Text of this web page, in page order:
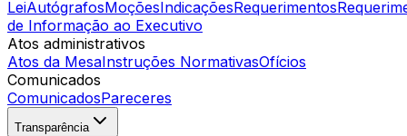
LeiAutógrafosMoçõesIndicaçõesRequerimentos
de Informação ao Executivo
Atos administrativos
Atos da MesaInstruções NormativasOfícios
Comunicados
ComunicadosPareceres
Transparência